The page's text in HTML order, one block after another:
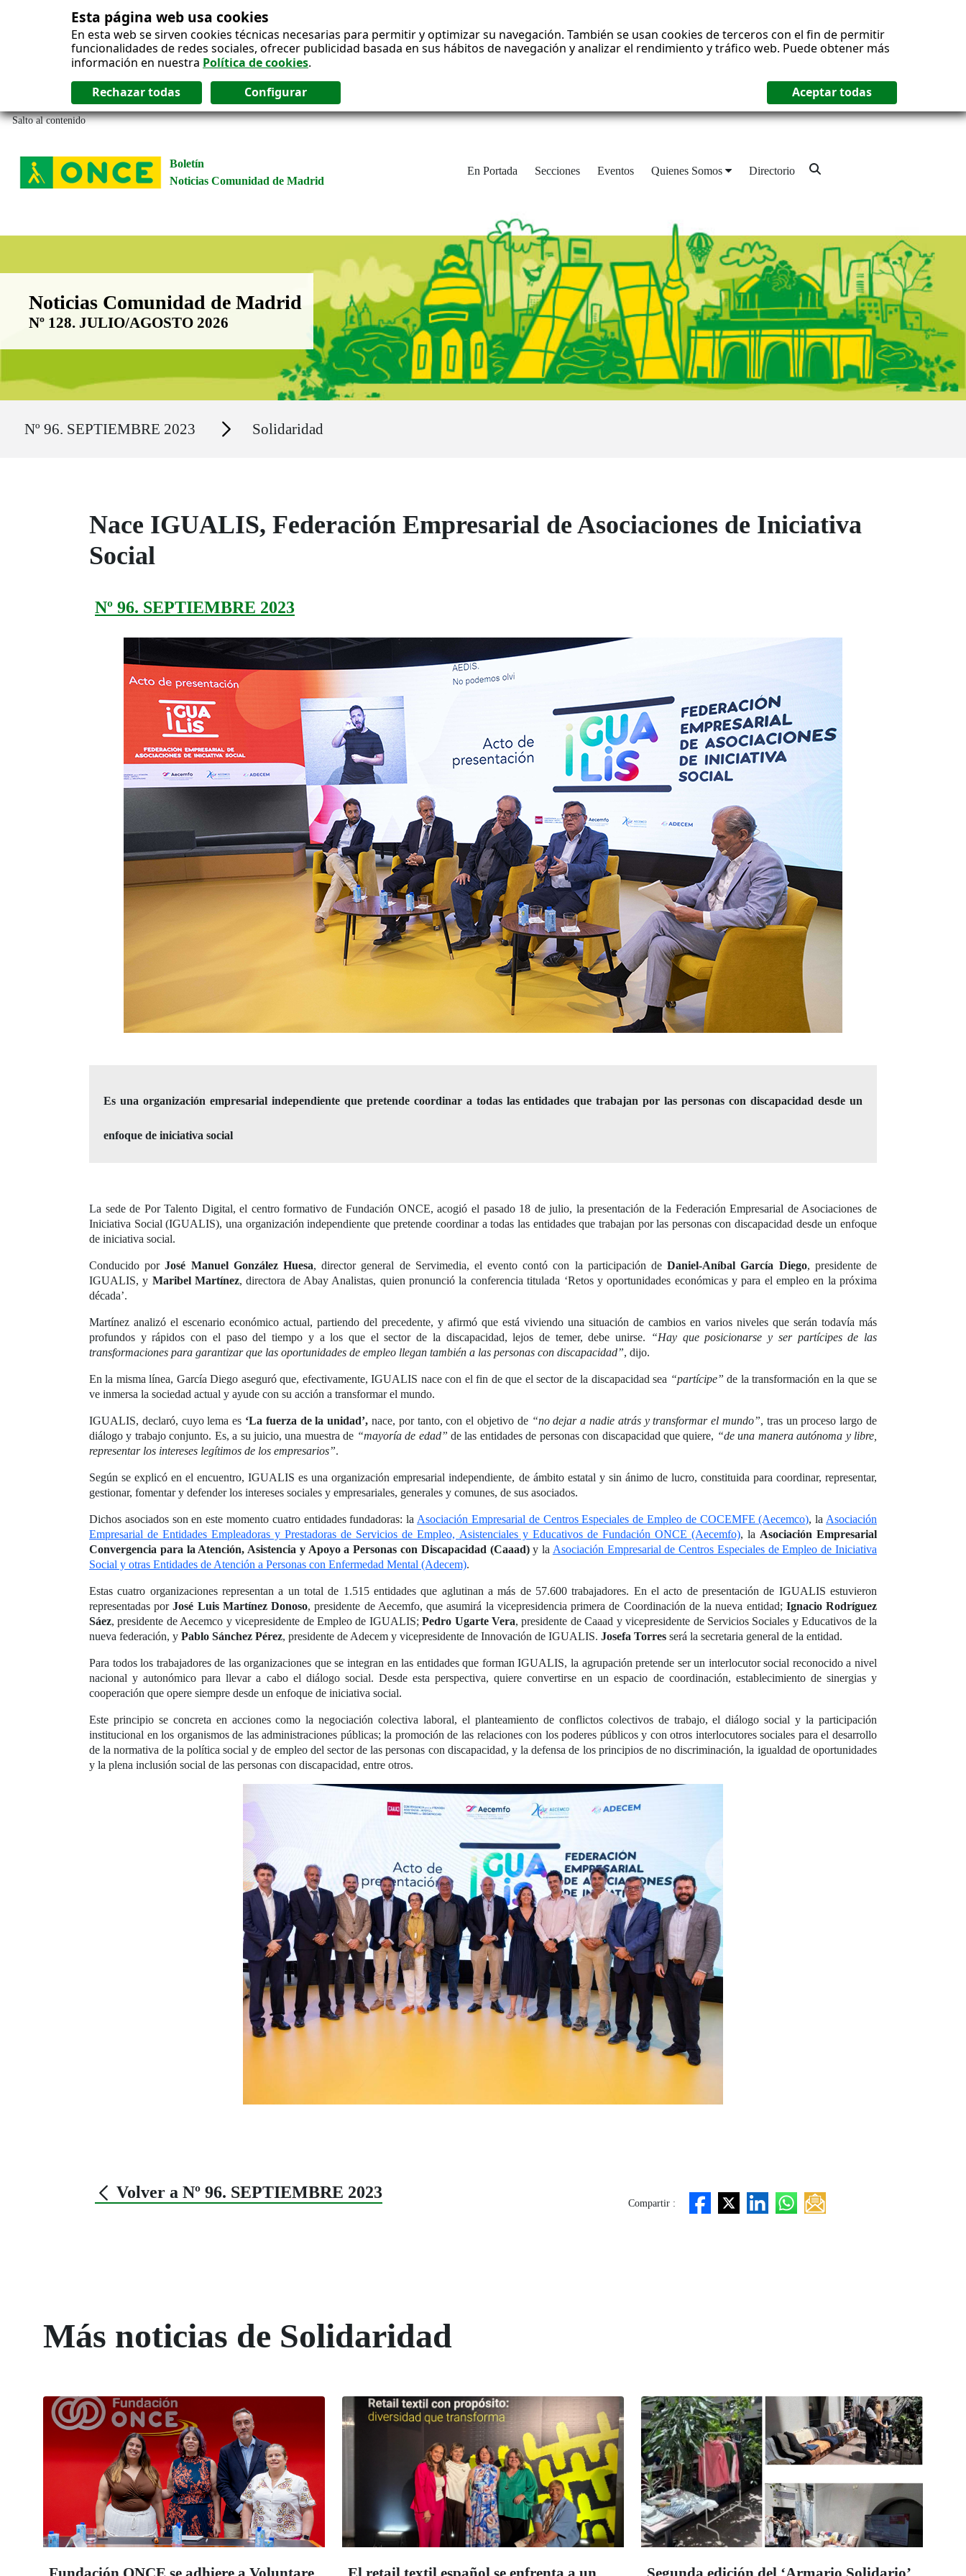
Esta página web usa cookies
En esta web se sirven cookies técnicas necesarias para permitir y optimizar su navegación. También se usan cookies de terceros con el fin de permitir
funcionalidades de redes sociales, ofrecer publicidad basada en sus hábitos de navegación y analizar el rendimiento y tráfico web. Puede obtener más
información en nuestra Política de cookies.
Salto al contenido
Boletín
Noticias Comunidad de Madrid
En Portada Secciones Eventos Quienes Somos Directorio
Boletín Noticias Comunidad de Madrid
Noticias Comunidad de Madrid
Nº 128. JULIO/AGOSTO 2026
Nº 96. SEPTIEMBRE 2023 Secciones Solidaridad
Nace IGUALIS, Federación Empresarial de Asociaciones de Iniciativa
Social
Nº 96. SEPTIEMBRE 2023
Es una organización empresarial independiente que pretende coordinar a todas las entidades que trabajan por las personas con discapacidad desde un
enfoque de iniciativa social
La sede de Por Talento Digital, el centro formativo de Fundación ONCE, acogió el pasado 18 de julio, la presentación de la Federación Empresarial de Asociaciones de
Iniciativa Social (IGUALIS), una organización independiente que pretende coordinar a todas las entidades que trabajan por las personas con discapacidad desde un enfoque
de iniciativa social.
Conducido porJosé Manuel González Huesa, director general de Servimedia, el evento contó con la participación deDaniel-Aníbal García Diego, presidente de
IGUALIS, y Maribel Martínez, directora de Abay Analistas, quien pronunció la conferencia titulada ‘Retos y oportunidades económicas y para el empleo en la próxima
década’.
Martínez analizó el escenario económico actual, partiendo del precedente, y afirmó que está viviendo una situación de cambios en varios niveles que serán todavía más
profundos y rápidos con el paso del tiempo y a los que el sector de la discapacidad, lejos de temer, debe unirse.
“Hay que posicionarse y ser partícipes de las
transformaciones para garantizar que las oportunidades de empleo llegan también a las personas con discapacidad”, dijo.
En la misma línea, García Diego aseguró que, efectivamente, IGUALIS nace con el fin de que el sector de la discapacidad sea “partícipe” de la transformación en la que se
ve inmersa la sociedad actual y ayude con su acción a transformar el mundo.
IGUALIS, declaró, cuyo lema es ‘La fuerza de la unidad’, nace, por tanto, con el objetivo de “no dejar a nadie atrás y transformar el mundo”, tras un proceso largo de
diálogo y trabajo conjunto. Es, a su juicio, una muestra de “mayoría de edad” de las entidades de personas con discapacidad que quiere, “de una manera autónoma y libre,
representar los intereses legítimos de los empresarios”.
Según se explicó en el encuentro, IGUALIS es una organización empresarial independiente, de ámbito estatal y sin ánimo de lucro, constituida para coordinar, representar,
gestionar, fomentar y defender los intereses sociales y empresariales, generales y comunes, de sus asociados.
Dichos asociados son en este momento cuatro entidades fundadoras: la Asociación Empresarial de Centros Especiales de Empleo de COCEMFE (Aecemco), la Asociación
Empresarial de Entidades Empleadoras y Prestadoras de Servicios de Empleo, Asistenciales y Educativos de Fundación ONCE (Aecemfo), la Asociación Empresarial
Convergencia para la Atención, Asistencia y Apoyo a Personas con Discapacidad (Caaad)y la Asociación Empresarial de Centros Especiales de Empleo de Iniciativa
Social y otras Entidades de Atención a Personas con Enfermedad Mental (Adecem).
Estas cuatro organizaciones representan a un total de 1.515 entidades que aglutinan a más de 57.600 trabajadores. En el acto de presentación de IGUALIS estuvieron
representadas porJosé Luis Martínez Donoso, presidente de Aecemfo, que asumirá la vicepresidencia primera de Coordinación de la nueva entidad; Ignacio Rodríguez
Sáez, presidente de Aecemco y vicepresidente de Empleo de IGUALIS;Pedro Ugarte Vera, presidente de Caaad y vicepresidente de Servicios Sociales y Educativos de la
nueva federación, y Pablo Sánchez Pérez, presidente de Adecem y vicepresidente de Innovación de IGUALIS. Josefa Torres será la secretaria general de la entidad.
Para todos los trabajadores de las organizaciones que se integran en las entidades que forman IGUALIS, la agrupación pretende ser un interlocutor social reconocido a nivel
nacional y autonómico para llevar a cabo el diálogo social. Desde esta perspectiva, quiere convertirse en un espacio de coordinación, establecimiento de sinergias y
cooperación que opere siempre desde un enfoque de iniciativa social.
Este principio se concreta en acciones como la negociación colectiva laboral, el planteamiento de conflictos colectivos de trabajo, el diálogo social y la participación
institucional en los organismos de las administraciones públicas; la promoción de las relaciones con los poderes públicos y con otros interlocutores sociales para el desarrollo
de la normativa de la política social y de empleo del sector de las personas con discapacidad, y la defensa de los principios de no discriminación, la igualdad de oportunidades
y la plena inclusión social de las personas con discapacidad, entre otros.
Volver a Nº 96. SEPTIEMBRE 2023
Compartir :
Más noticias de Solidaridad